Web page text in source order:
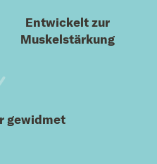
Entwickelt zur
Muskelstärkung
gewidmet